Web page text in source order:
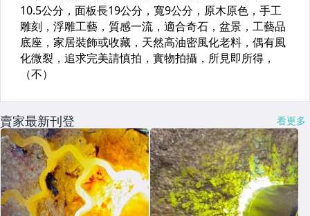
賣家最新刊登 看更多